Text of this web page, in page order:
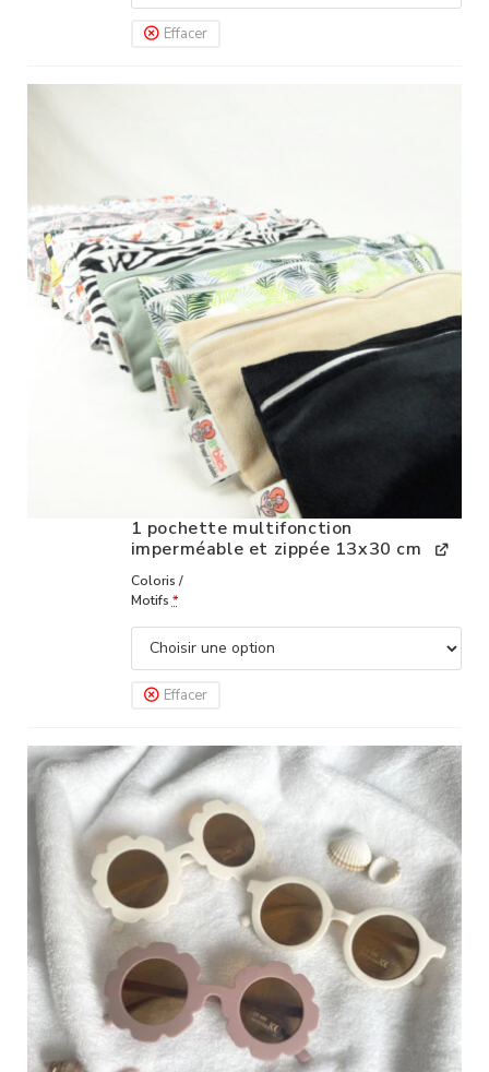
Effacer
1 pochette multifonction
imperméable et zippée 13x30 cm
Coloris /
Motifs *
Effacer